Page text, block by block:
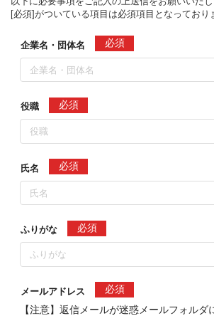
[必須]がついている項目は必須項目となっており
企業名・団体名 必須
役職 必須
氏名 必須
ふりがな 必須
メールアドレス
必須
【注意】返信メールが迷惑メールフォルダ